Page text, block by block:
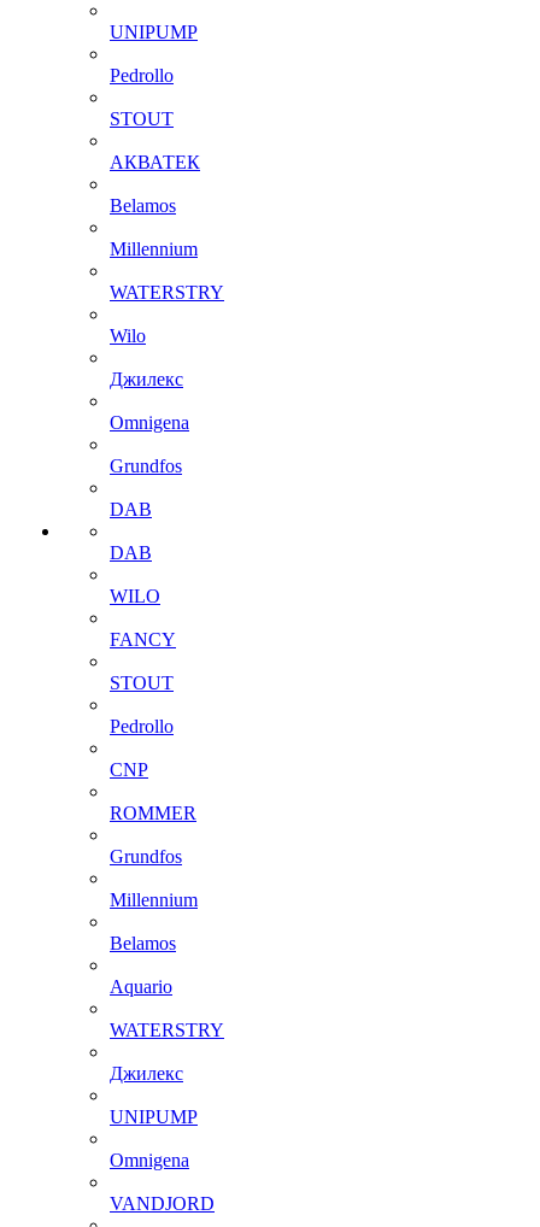
UNIPUMP
Pedrollo
STOUT
АКВАТЕК
Belamos
Millennium
WATERSTRY
Wilo
Джилекс
Omnigena
Grundfos
DAB
DAB
WILO
FANCY
STOUT
Pedrollo
CNP
ROMMER
Grundfos
Millennium
Belamos
Aquario
WATERSTRY
Джилекс
UNIPUMP
Omnigena
VANDJORD